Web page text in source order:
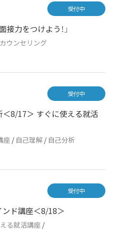
力をつけよう！」
ウンセリング
受付中
8/17＞ すぐに使える就活
座 / 自己理解 / 自己分析
受付中
ド講座＜8/18＞
る就活講座 /
受付中